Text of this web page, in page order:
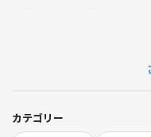
ってます！！
🌟そして初心者さん必見🌟
カテゴリー